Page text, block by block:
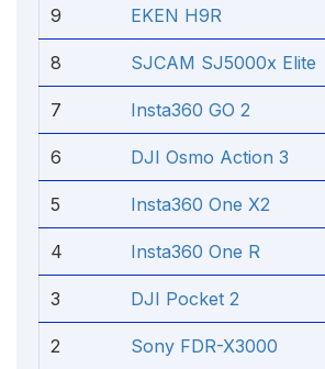
9 EKEN H9R
8 SJCAM SJ5000x Elite
7 Insta360 GO 2
6 DJI Osmo Action 3
5 Insta360 One X2
4 Insta360 One R
3 DJI Pocket 2
2 Sony FDR-X3000